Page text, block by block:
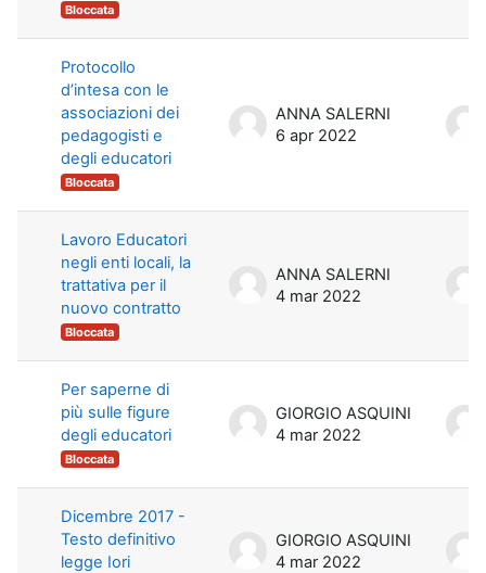
Bloccata
Protocollo
d’intesa con le
associazioni dei
pedagogisti e
degli educatori
Bloccata
ANNA SALERNI
6 apr 2022
Lavoro Educatori
negli enti locali, la
trattativa per il
nuovo contratto
Bloccata
ANNA SALERNI
4 mar 2022
Per saperne di
più sulle figure
degli educatori
Bloccata
GIORGIO ASQUINI
4 mar 2022
Dicembre 2017 -
Testo definitivo
legge Iori
GIORGIO ASQUINI
4 mar 2022